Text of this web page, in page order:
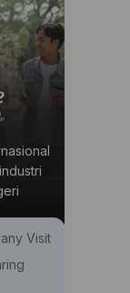
Visit